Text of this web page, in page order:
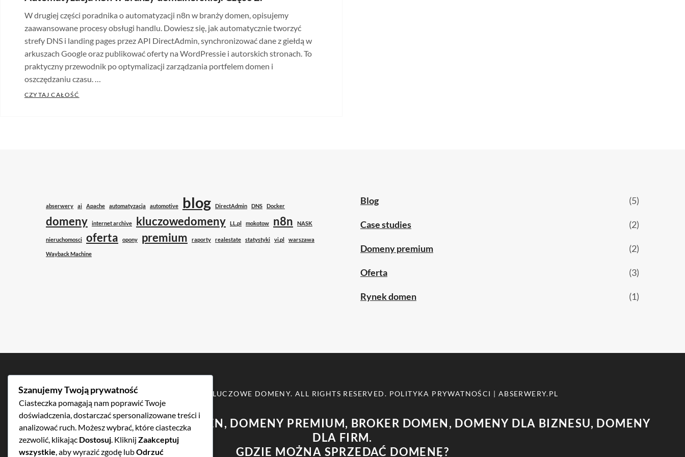
W drugiej części poradnika o automatyzacji n8n w branży domen, opisujemy
zaawansowane procesy obsługi handlu. Dowiesz się, jak automatycznie tworzyć
strefy DNS i landing pages przez API DirectAdmin, synchronizować dane z giełdą w
arkuszach Google oraz publikować oferty na WordPressie i autorskich stronach. To
praktyczny przewodnik po optymalizacji zarządzania portfelem domen i
oszczędzaniu czasu. …
CZYTAJ CAŁOŚĆ
Docker,
domeny,
kluczowedomeny ,
abserwery ai Apache automatyzacja automotive blog DirectAdmin DNS Docker
domeny internet archive kluczowedomeny LL.pl mokotow n8n NASK
nieruchomosci oferta opony premium raporty realestate statystyki vi.pl warszawa
Wayback Machine
Blog (5)
Case studies (2)
Domeny premium (2)
Oferta (3)
Rynek domen (1)
COPYRIGHT © 2026 KLUCZOWE DOMENY. ALL RIGHTS RESERVED. POLITYKA PRYWATNOŚCI | ABSERWERY.PL
SKUP DOMEN, WYCENA DOMEN, DOMENY PREMIUM, BROKER DOMEN, DOMENY DLA BIZNESU, DOMENY
DLA FIRM.
GDZIE MOŻNA SPRZEDAĆ DOMENĘ?
Szanujemy Twoją prywatność
Ciasteczka pomagają nam poprawić Twoje
doświadczenia, dostarczać spersonalizowane treści i
analizować ruch. Możesz wybrać, które ciasteczka
zezwolić, klikając Dostosuj. Kliknij Zaakceptuj
wszystkie, aby wyrazić zgodę lubOdrzuć